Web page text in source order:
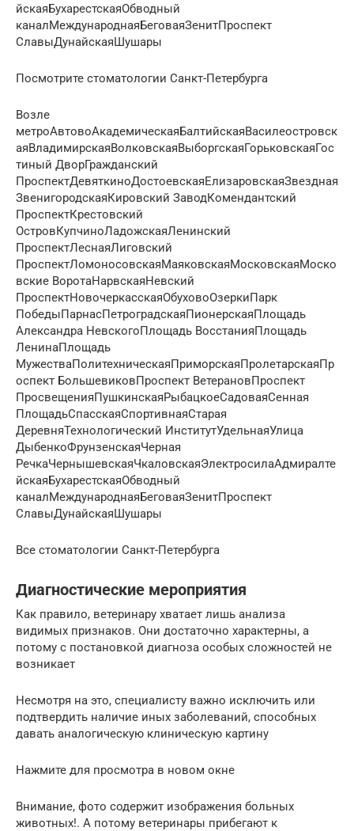
йскаяБухарестскаяОбводный
каналМеждународнаяБеговаяЗенитПроспект
СлавыДунайскаяШушары
Посмотрите стоматологии Санкт-Петербурга
Возле
метроАвтовоАкадемическаяБалтийскаяВасилеостровск
аяВладимирскаяВолковскаяВыборгскаяГорьковскаяГос
тиный ДворГражданский
ПроспектДевяткиноДостоевскаяЕлизаровскаяЗвездная
ЗвенигородскаяКировский ЗаводКомендантский
ПроспектКрестовский
ОстровКупчиноЛадожскаяЛенинский
ПроспектЛеснаяЛиговский
ПроспектЛомоносовскаяМаяковскаяМосковскаяМоско
вские ВоротаНарвскаяНевский
ПроспектНовочеркасскаяОбуховоОзеркиПарк
ПобедыПарнасПетроградскаяПионерскаяПлощадь
Александра НевскогоПлощадь ВосстанияПлощадь
ЛенинаПлощадь
МужестваПолитехническаяПриморскаяПролетарскаяПр
оспект БольшевиковПроспект ВетерановПроспект
ПросвещенияПушкинскаяРыбацкоеСадоваяСенная
ПлощадьСпасскаяСпортивнаяСтарая
ДеревняТехнологический ИнститутУдельнаяУлица
ДыбенкоФрунзенскаяЧерная
РечкаЧернышевскаяЧкаловскаяЭлектросилаАдмиралте
йскаяБухарестскаяОбводный
каналМеждународнаяБеговаяЗенитПроспект
СлавыДунайскаяШушары
Все стоматологии Санкт-Петербурга
Диагностические мероприятия
Как правило, ветеринару хватает лишь анализа
видимых признаков. Они достаточно характерны, а
потому с постановкой диагноза особых сложностей не
возникает
Несмотря на это, специалисту важно исключить или
подтвердить наличие иных заболеваний, способных
давать аналогическую клиническую картину
Нажмите для просмотра в новом окне
Внимание, фото содержит изображения больных
животных!. А потому ветеринары прибегают к